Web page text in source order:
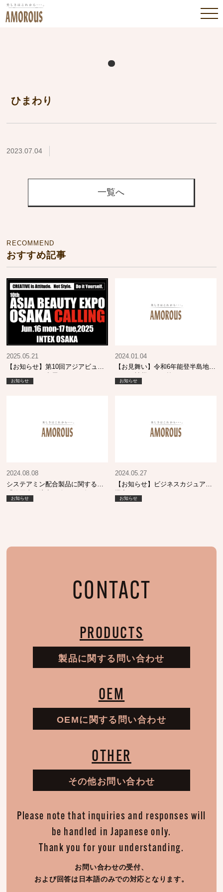
ひまわり
2023.07.04
一覧へ
RECOMMEND
おすすめ記事
【お知らせ】第10回アジアビュー
2025.05.21
お知らせ
【お見舞い】令和6年能登半島地震
2024.01.04
お知らせ
システアミン配合製品に関する
「使用上の注意」改正のお知らせ
2024.08.08
お知らせ
【お知らせ】ビジネスカジュアル
導入について
2024.05.27
お知らせ
CONTACT
PRODUCTS
製品に関する問い合わせ
OEM
OEMに関する問い合わせ
OTHER
その他お問い合わせ
Please note that inquiries and responses will
be handled in Japanese only.
Thank you for your understanding.
お問い合わせの受付、
および回答は日本語のみでの対応となります。